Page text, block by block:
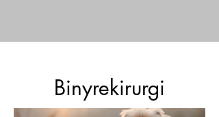
Binyrekirurgi